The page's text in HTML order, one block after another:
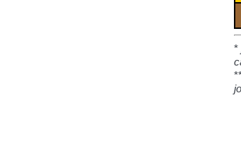
*